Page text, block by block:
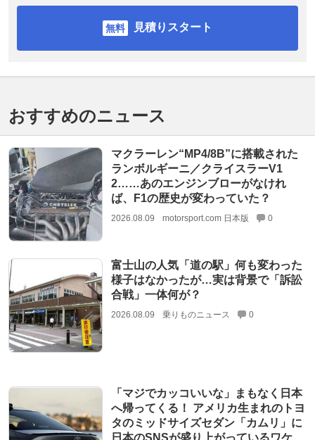
見積りスタート
おすすめのニュース
マクラーレン“MP4/8B”に搭載された
ランボルギーニ／クライスラーV1
2……あのエンジンブローがなけれ
ば、F1の歴史が変わっていた？
2026.08.09 motorsport.com 日本版 0
富士山の人気「道の駅」何も変わった
様子はなかったが…実は背景で「訴訟
合戦」一体何が？
2026.08.09 乗りものニュース 0
「マジでカッコいいな」まもなく日本
へ帰ってくる！ アメリカ生まれのトヨ
タのミッドサイズセダン「カムリ」に